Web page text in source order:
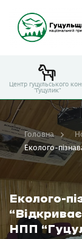
Центр гуцульського
"Гуцулик"
Еколого-
НПП
Головна
Еколого-